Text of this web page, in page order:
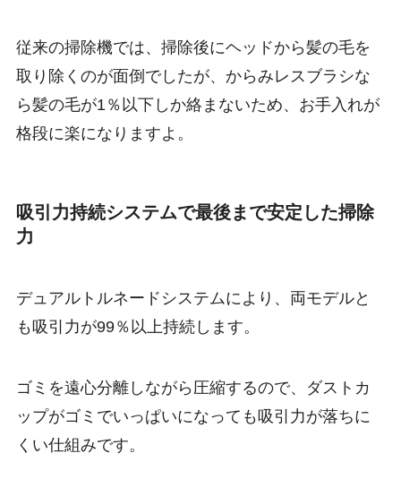
従来の掃除機では、掃除後にヘッドから髪の毛を
取り除くのが面倒でしたが、からみレスブラシな
ら髪の毛が1％以下しか絡まないため、お手入れが
格段に楽になりますよ。
吸引力持続システムで最後まで安定した掃除
力
デュアルトルネードシステムにより、両モデルと
も吸引力が99％以上持続します。
ゴミを遠心分離しながら圧縮するので、ダストカ
ップがゴミでいっぱいになっても吸引力が落ちに
くい仕組みです。